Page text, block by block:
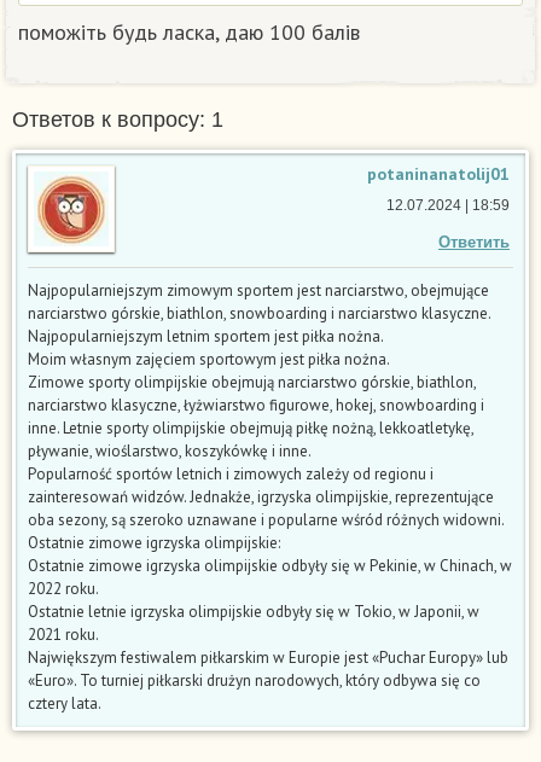
поможіть будь ласка, даю 100 балів
Ответов к вопросу: 1
potaninanatolij01
Ответить
12.07.2024 | 18:59
Najpopularniejszym zimowym sportem jest narciarstwo, obejmujące
narciarstwo górskie, biathlon, snowboarding i narciarstwo klasyczne.
Najpopularniejszym letnim sportem jest piłka nożna.
Moim własnym zajęciem sportowym jest piłka nożna.
Zimowe sporty olimpijskie obejmują narciarstwo górskie, biathlon,
narciarstwo klasyczne, łyżwiarstwo figurowe, hokej, snowboarding i
inne. Letnie sporty olimpijskie obejmują piłkę nożną, lekkoatletykę,
pływanie, wioślarstwo, koszykówkę i inne.
Popularność sportów letnich i zimowych zależy od regionu i
zainteresowań widzów. Jednakże, igrzyska olimpijskie, reprezentujące
oba sezony, są szeroko uznawane i popularne wśród różnych widowni.
Ostatnie zimowe igrzyska olimpijskie:
Ostatnie zimowe igrzyska olimpijskie odbyły się w Pekinie, w Chinach, w
2022 roku.
Ostatnie letnie igrzyska olimpijskie odbyły się w Tokio, w Japonii, w
2021 roku.
Największym festiwalem piłkarskim w Europie jest «Puchar Europy» lub
«Euro». To turniej piłkarski drużyn narodowych, który odbywa się co
cztery lata.